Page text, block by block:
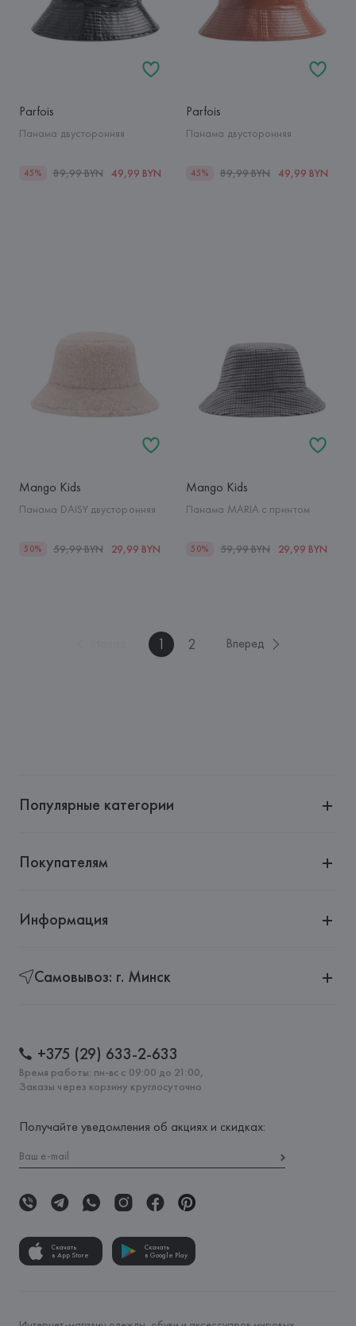
Parfois
Панама двусторонняя
45% 89,99 BYN 49,99 BYN
Parfois
Панама двусторонняя
45% 89,99 BYN 49,99 BYN
Mango Kids
Панама DAISY двусторонняя
50% 59,99 BYN 29,99 BYN
Mango Kids
Панама MARIA с принтом
50% 59,99 BYN 29,99 BYN
1 2 Вперед
Популярные категории
Покупателям
Информация
Самовывоз: г. Минск
+375 (29) 633-2-633
Время работы: пн-вс с 09:00 до 21:00,
Заказы через корзину круглосуточно
Получайте уведомления об акциях и скидках:
Скачать
в App Store
Скачать
в Google Play